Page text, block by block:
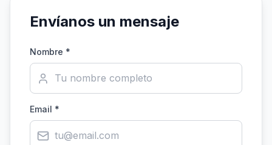
Envíanos un mensaje
Nombre *
Email *